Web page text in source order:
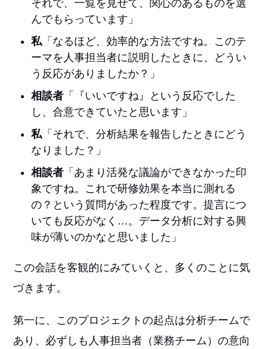
それで、一覧を見せて、関心のあるものを選
んでもらっています」
私「なるほど、効率的な方法ですね。このテ
ーマを人事担当者に説明したときに、どうい
う反応がありましたか？」
相談者 「『いいですね』という反応でした
し、合意できていたと思います」
私「それで、分析結果を報告したときにどう
なりました？」
相談者 「あまり活発な議論ができなかった印
象ですね。これで研修効果を本当に測れる
の？という質問があった程度です。提言につ
いても反応がなく…。データ分析に対する興
味が薄いのかなと思いました」
この会話を客観的にみていくと、多くのことに気
づきます。
第一に、このプロジェクトの起点は分析チームで
あり、必ずしも人事担当者（業務チーム）の意向